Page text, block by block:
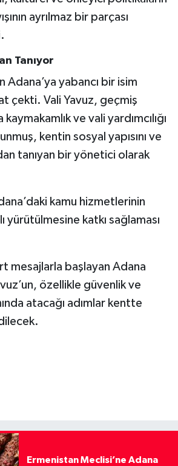
ayrılmaz bir parçası
Tanıyor
Adana’ya yabancı bir isim
çekti. Vali Yavuz, geçmiş
ve vali yardımcılığı
kentin sosyal yapısını ve
tanıyan bir yönetici olarak
kamu hizmetlerinin
yürütülmesine katkı sağlaması
mesajlarla başlayan Adana
özellikle güvenlik ve
atacağı adımlar kentte
Ermenistan Meclisi’ne Adana